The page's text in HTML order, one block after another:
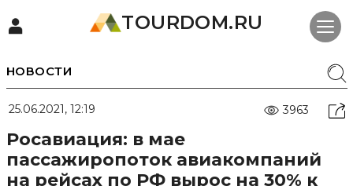
TOURDOM.RU
НОВОСТИ
25.06.2021, 12:19 3963
Росавиация: в мае
пассажиропоток авиакомпаний
на рейсах по РФ вырос на 30% к